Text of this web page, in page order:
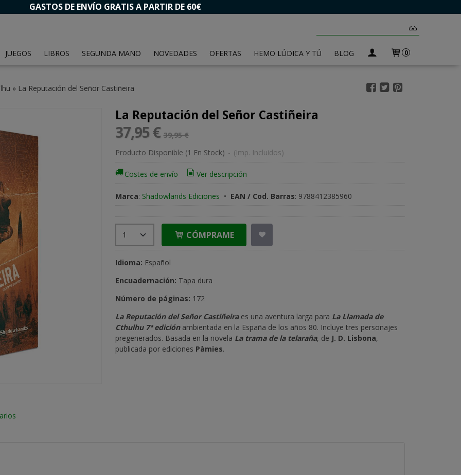
GASTOS DE ENVÍO GRATIS A PARTIR DE 60€
JUEGOS LIBROS SEGUNDA MANO NOVEDADES OFERTAS HEMO LÚDICA Y TÚ BLOG 0
» La Reputación del Señor Castiñeira
La Reputación del Señor Castiñeira
37,95 € 39,95 €
Producto Disponible (1 En Stock) - (Imp. Incluidos)
Costes de envío Ver descripción
Marca: Shadowlands Ediciones • EAN / Cod. Barras: 9788412385960
CÓMPRAME
Idioma: Español
Encuadernación: Tapa dura
Número de páginas: 172
La Reputación del Señor Castiñeiraes una aventura larga para La Llamada de
Cthulhu 7ª edición ambientada en la España de los años 80. Incluye tres personajes
pregenerados. Basada en la novela La trama de la telaraña, de J. D. Lisbona,
publicada por ediciones Pàmies.